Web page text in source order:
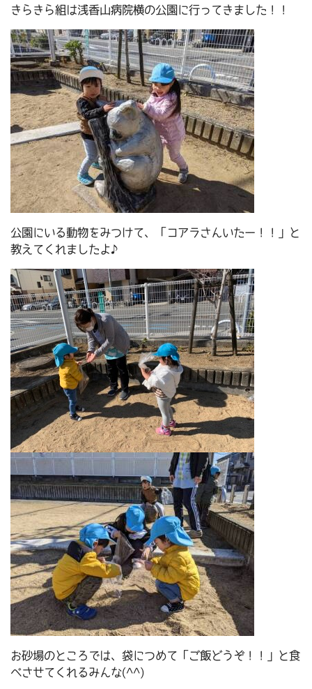
きらきら組は浅香山病院横の公園に行ってきました！！
公園にいる動物をみつけて、「コアラさんいたー！！」と
教えてくれましたよ♪
お砂場のところでは、袋につめて「ご飯どうぞ！！」と食
べさせてくれるみんな(^^)